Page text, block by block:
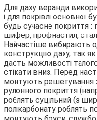
Для даху веранди
і для покрівлі основної
будь сучасне покриття :
шифер, профнастил,
Найчастіше вибирають
конструкцію даху, так
дасть можливості
стікати вниз. Перед
монтують решетування
рулонного покриття
роблять суцільний (з
полікарбонату роблять